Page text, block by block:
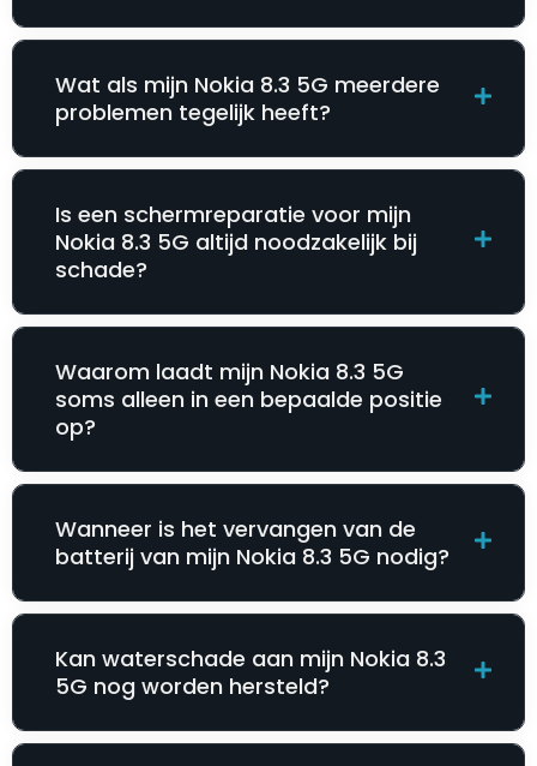
Wat als mijn Nokia 8.3 5G meerdere
problemen tegelijk heeft?
Is een schermreparatie voor mijn
Nokia 8.3 5G altijd noodzakelijk bij
schade?
Waarom laadt mijn Nokia 8.3 5G
soms alleen in een bepaalde positie
op?
Wanneer is het vervangen van de
batterij van mijn Nokia 8.3 5G nodig?
Kan waterschade aan mijn Nokia 8.3
5G nog worden hersteld?